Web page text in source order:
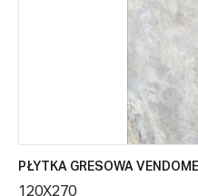
PŁYTKA GRESOWA
120X270